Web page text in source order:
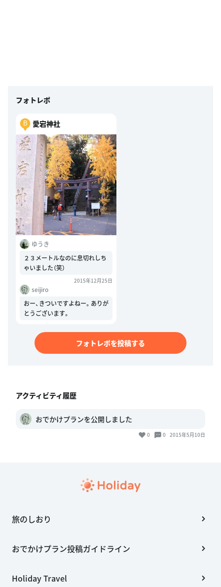
フォトレポ
B 愛宕神社
ゆうき
２３メートルなのに息切れしち
ゃいました（笑）
2015年12月25日
seijiro
おー、きついですよねー。ありが
とうございます。
フォトレポを投稿する
アクティビティ履歴
おでかけプランを公開しました
0 0 2015年5月10日
旅のしおり
おでかけプラン投稿ガイドライン
Holiday Travel